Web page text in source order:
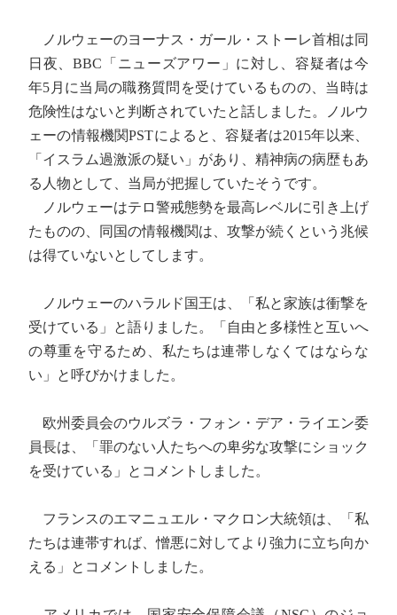
ノルウェーのヨーナス・ガール・ストーレ首相は同
日夜、BBC「ニューズアワー」に対し、容疑者は今
年5月に当局の職務質問を受けているものの、当時は
危険性はないと判断されていたと話しました。ノルウ
ェーの情報機関PSTによると、容疑者は2015年以来、
「イスラム過激派の疑い」があり、精神病の病歴もあ
る人物として、当局が把握していたそうです。
ノルウェーはテロ警戒態勢を最高レベルに引き上げ
たものの、同国の情報機関は、攻撃が続くという兆候
は得ていないとしてします。
ノルウェーのハラルド国王は、「私と家族は衝撃を
受けている」と語りました。「自由と多様性と互いへ
の尊重を守るため、私たちは連帯しなくてはならな
い」と呼びかけました。
欧州委員会のウルズラ・フォン・デア・ライエン委
員長は、「罪のない人たちへの卑劣な攻撃にショック
を受けている」とコメントしました。
フランスのエマニュエル・マクロン大統領は、「私
たちは連帯すれば、憎悪に対してより強力に立ち向か
える」とコメントしました。